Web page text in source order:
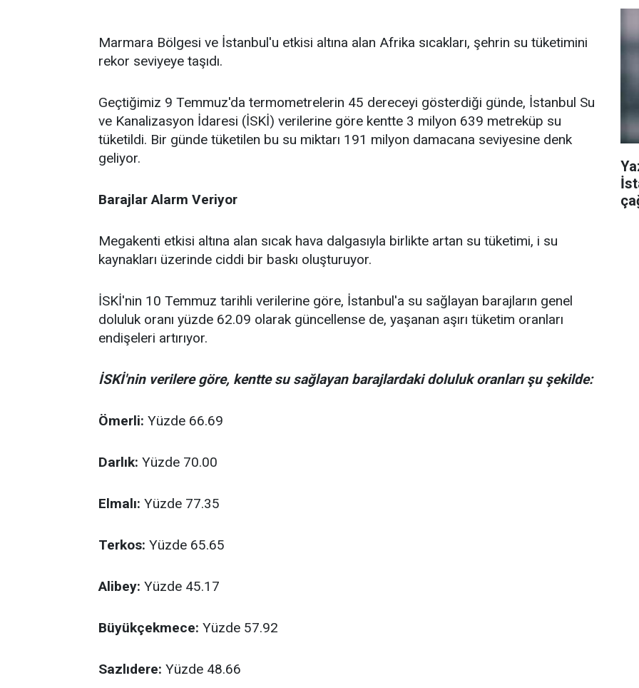
Marmara Bölgesi ve İstanbul'u etkisi altına alan Afrika sıcakları, şehrin su tüketimini
rekor seviyeye taşıdı.
Geçtiğimiz 9 Temmuz'da termometrelerin 45 dereceyi gösterdiği günde, İstanbul Su
ve Kanalizasyon İdaresi (İSKİ) verilerine göre kentte 3 milyon 639 metreküp su
tüketildi. Bir günde tüketilen bu su miktarı 191 milyon damacana seviyesine denk
geliyor.
Barajlar Alarm Veriyor
Megakenti etkisi altına alan sıcak hava dalgasıyla birlikte artan su tüketimi, i su
kaynakları üzerinde ciddi bir baskı oluşturuyor.
İSKİ'nin 10 Temmuz tarihli verilerine göre, İstanbul'a su sağlayan barajların genel
doluluk oranı yüzde 62.09 olarak güncellense de, yaşanan aşırı tüketim oranları
endişeleri artırıyor.
İSKİ'nin verilere göre, kentte su sağlayan barajlardaki doluluk oranları şu şekilde:
Ömerli: Yüzde 66.69
Darlık: Yüzde 70.00
Elmalı: Yüzde 77.35
Terkos: Yüzde 65.65
Alibey: Yüzde 45.17
Büyükçekmece: Yüzde 57.92
Sazlıdere: Yüzde 48.66